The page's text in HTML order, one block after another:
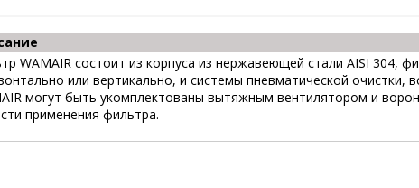
WAMAIR состоит из корпуса из нержавеющей стали AISI 304,
или вертикально, и системы пневматической очистки,
могут быть укомплектованы вытяжным вентилятором и
применения фильтра.